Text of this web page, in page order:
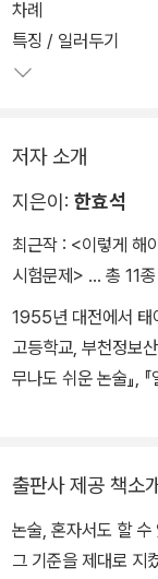
차례
특징 / 일러두기
저자 소개
지은이: 한효석
최근작 : <이렇게 해
시험문제> … 총 11종
1955년 대전에서 태
고등학교, 부천정보
무나도 쉬운 논술』,
출판사 제공 책소
논술, 혼자서도 할 수 있습니다. “논술 시험은
그 기준을 제대로 지